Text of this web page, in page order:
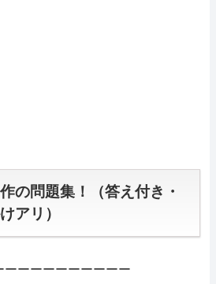
の問題集！（答え付き・
アリ）
ーーーーーーーーー